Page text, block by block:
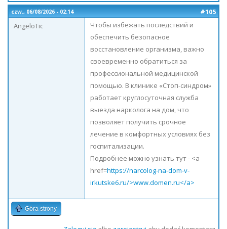
czw., 06/08/2026 - 02:14
#105
AngeloTic
Чтобы избежать последствий и
обеспечить безопасное
восстановление организма, важно
своевременно обратиться за
профессиональной медицинской
помощью. В клинике «Стоп-синдром»
работает круглосуточная служба
выезда нарколога на дом, что
позволяет получить срочное
лечение в комфортных условиях без
госпитализации.
Подробнее можно узнать тут - <a
href=https://narcolog-na-dom-v-
irkutske6.ru/>www.domen.ru</a>
Góra strony